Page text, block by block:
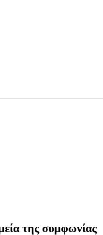
της συμφωνίας